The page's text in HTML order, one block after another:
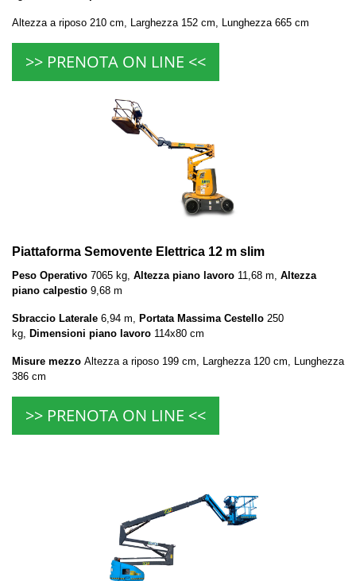
Altezza a riposo 210 cm, Larghezza 152 cm, Lunghezza 665 cm
>> PRENOTA ON LINE <<
Piattaforma Semovente Elettrica 12 m slim
Peso Operativo 7065 kg, Altezza piano lavoro 11,68 m, Altezza
piano calpestio 9,68 m
Sbraccio Laterale 6,94 m, Portata Massima Cestello 250
kg, Dimensioni piano lavoro 114x80 cm
Misure mezzo Altezza a riposo 199 cm, Larghezza 120 cm, Lunghezza
386 cm
>> PRENOTA ON LINE <<